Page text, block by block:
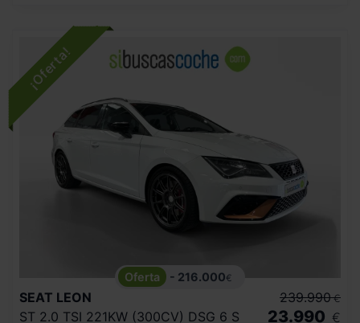
- 216.000€
SEAT LEON
ST 2.0 TSI 221KW (300CV) DSG 6 S
239.990 €
23.990 €